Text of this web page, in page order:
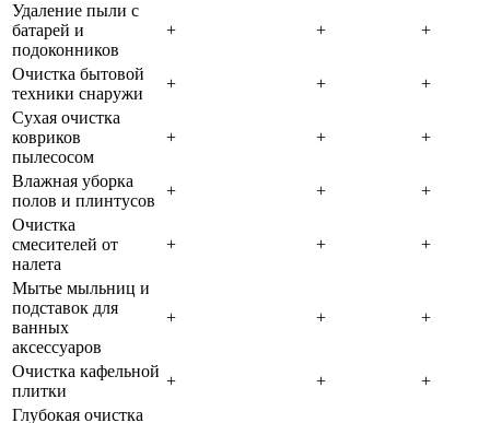
Удаление пыли с
батарей и
подоконников
+ + +
Очистка бытовой
техники снаружи
+ +
+
Сухая очистка
ковриков
пылесосом
+ + +
Влажная уборка
полов и плинтусов
+ +
+
Очистка
смесителей от
налета
+ + +
Мытье мыльниц и
подставок для
ванных
аксессуаров
+ + +
Очистка кафельной
плитки
+ +
+
Глубокая очистка